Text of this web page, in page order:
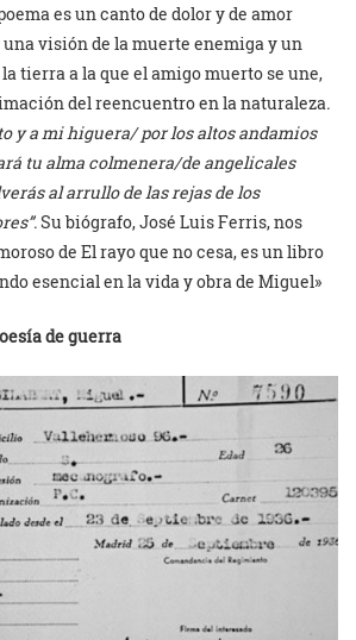
es un canto de dolor y de amor
visión de la muerte enemiga y un
tierra a la que el amigo muerto se une,
del reencuentro en la naturaleza.
y a mi higuera/ por los altos andamios
tu alma colmenera/de angelicales
al arrullo de las rejas de los
Su biógrafo, José Luis Ferris, nos
de El rayo que no cesa, es un libro
esencial en la vida y obra de Miguel»
de guerra